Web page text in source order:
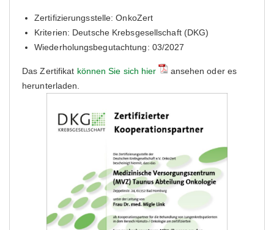
Zertifizierungsstelle: OnkoZert
Kriterien: Deutsche Krebsgesellschaft (DKG)
Wiederholungsbegutachtung: 03/2027
Das Zertifikat können Sie sich hier
ansehen oder es
herunterladen.